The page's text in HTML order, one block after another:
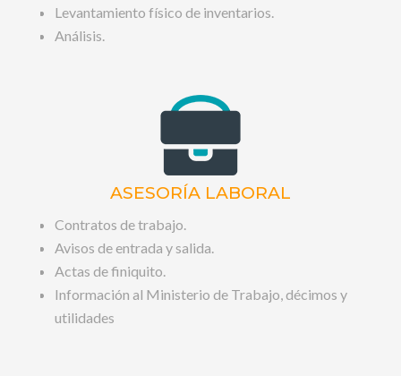
Levantamiento físico de inventarios.
Análisis.
ASESORÍA LABORAL
Contratos de trabajo.
Avisos de entrada y salida.
Actas de finiquito.
Información al Ministerio de Trabajo, décimos y
utilidades